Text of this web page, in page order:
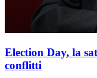
Election Day, la
conflitti